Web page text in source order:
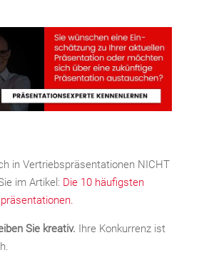
in Vertriebspräsentationen NICHT
im Artikel: Die 10 häufigsten
Sie kreativ. Ihre Konkurrenz ist